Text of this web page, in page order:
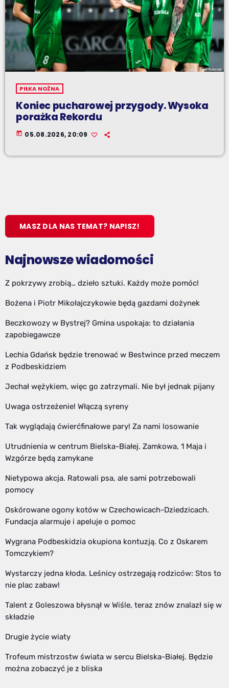
PIŁKA NOŻNA
Koniec pucharowej przygody. Wysoka
porażka Rekordu
today 05.08.2026, 20:09
MASZ DLA NAS TEMAT? NAPISZ!
Najnowsze wiadomości
Z pokrzywy zrobią… dzieło sztuki. Każdy może pomóc!
Bożena i Piotr Mikołajczykowie będą gazdami dożynek
Beczkowozy w Bystrej? Gmina uspokaja: to działania
zapobiegawcze
Lechia Gdańsk będzie trenować w Bestwince przed meczem
z Podbeskidziem
Jechał wężykiem, więc go zatrzymali. Nie był jednak pijany
Uwaga ostrzeżenie! Włączą syreny
Tak wyglądają ćwierćfinałowe pary! Za nami losowanie
Utrudnienia w centrum Bielska-Białej. Zamkowa, 1 Maja i
Wzgórze będą zamykane
Nietypowa akcja. Ratowali psa, ale sami potrzebowali
pomocy
Oskórowane ogony kotów w Czechowicach-Dziedzicach.
Fundacja alarmuje i apeluje o pomoc
Wygrana Podbeskidzia okupiona kontuzją. Co z Oskarem
Tomczykiem?
Wystarczy jedna kłoda. Leśnicy ostrzegają rodziców: Stos to
nie plac zabaw!
Talent z Goleszowa błysnął w Wiśle, teraz znów znalazł się w
składzie
Drugie życie wiaty
Trofeum mistrzostw świata w sercu Bielska-Białej. Będzie
można zobaczyć je z bliska